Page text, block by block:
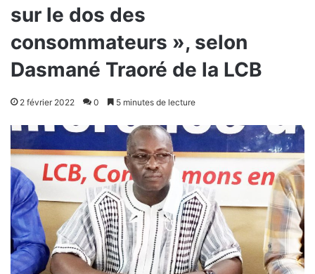
sur le dos des
consommateurs », selon
Dasmané Traoré de la LCB
2 février 2022 0 5 minutes de lecture